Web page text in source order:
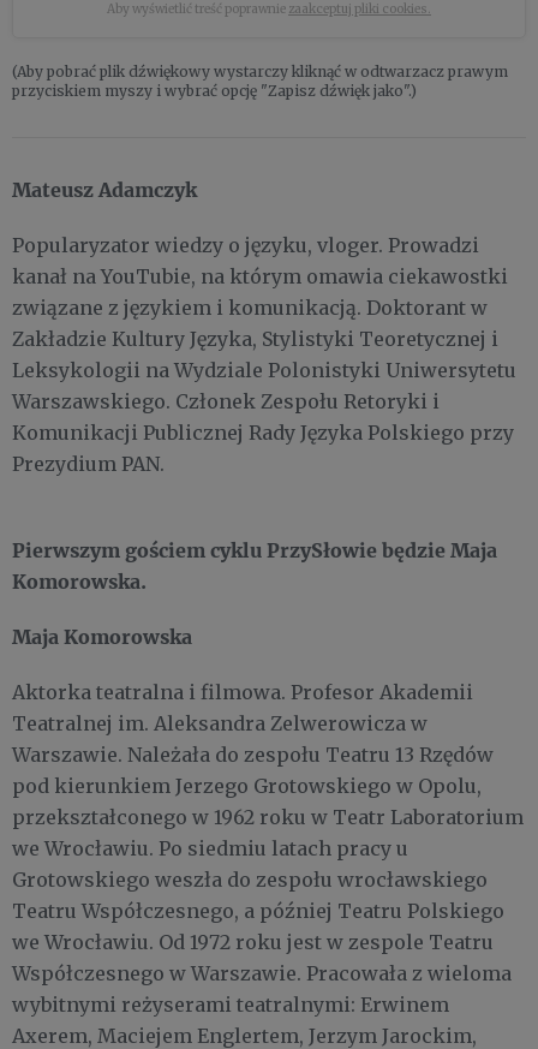
Aby wyświetlić treść poprawnie zaakceptuj pliki cookies.
(Aby pobrać plik dźwiękowy wystarczy kliknąć w odtwarzacz prawym
przyciskiem myszy i wybrać opcję "Zapisz dźwięk jako".)
Mateusz Adamczyk
Popularyzator wiedzy o języku, vloger. Prowadzi
kanał na YouTubie, na którym omawia ciekawostki
związane z językiem i komunikacją. Doktorant w
Zakładzie Kultury Języka, Stylistyki Teoretycznej i
Leksykologii na Wydziale Polonistyki Uniwersytetu
Warszawskiego. Członek Zespołu Retoryki i
Komunikacji Publicznej Rady Języka Polskiego przy
Prezydium PAN.
Pierwszym gościem cyklu PrzySłowie będzie Maja
Komorowska.
Maja Komorowska
Aktorka teatralna i filmowa. Profesor Akademii
Teatralnej im. Aleksandra Zelwerowicza w
Warszawie. Należała do zespołu Teatru 13 Rzędów
pod kierunkiem Jerzego Grotowskiego w Opolu,
przekształconego w 1962 roku w Teatr Laboratorium
we Wrocławiu. Po siedmiu latach pracy u
Grotowskiego weszła do zespołu wrocławskiego
Teatru Współczesnego, a później Teatru Polskiego
we Wrocławiu. Od 1972 roku jest w zespole Teatru
Współczesnego w Warszawie. Pracowała z wieloma
wybitnymi reżyserami teatralnymi: Erwinem
Axerem, Maciejem Englertem, Jerzym Jarockim,